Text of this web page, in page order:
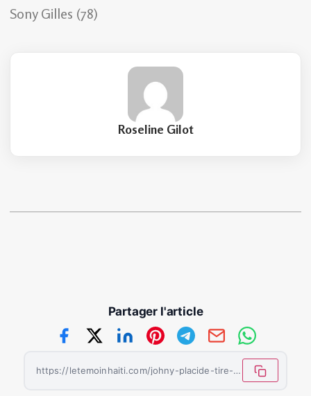
Sony Gilles (78)
Roseline Gilot
Partager l'article
https://letemoinhaiti.com/johny-placide-tire-sa-reverence-la-gold-cup-2025-comme-dernier-rideau/